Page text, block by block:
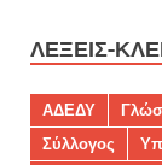
ΛΈΞΕΙΣ-
ΑΔΕΔΥ
Σύλλογος